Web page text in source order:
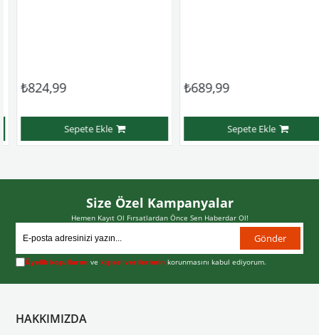
₺824,99
Sepete Ekle
₺689,99
Sepete Ekle
Size Özel Kampanyalar
Hemen Kayıt Ol Fırsatlardan Önce Sen Haberdar Ol!
Gönder
Üyelik koşullarını vekişisel verilerimin korunmasını kabul ediyorum.
HAKKIMIZDA